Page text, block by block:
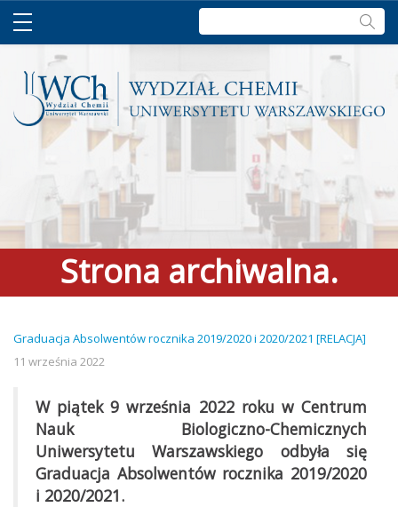
Szukaj:
Strona archiwalna.
aktualnego serwisu >
Graduacja Absolwentów rocznika 2019/2020 i 2020/2021 [RELACJA]
11 września 2022
W piątek 9 września 2022 roku w Centrum
Nauk Biologiczno-Chemicznych
Uniwersytetu Warszawskiego odbyła się
Graduacja Absolwentów rocznika 2019/2020
i 2020/2021.